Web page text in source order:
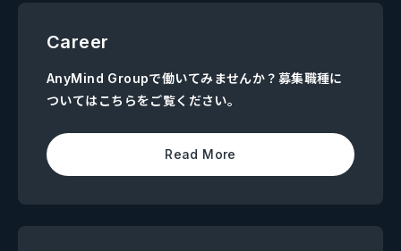
Career
AnyMind Groupで働いてみませんか？募集職種に
ついてはこちらをご覧ください。
Read More